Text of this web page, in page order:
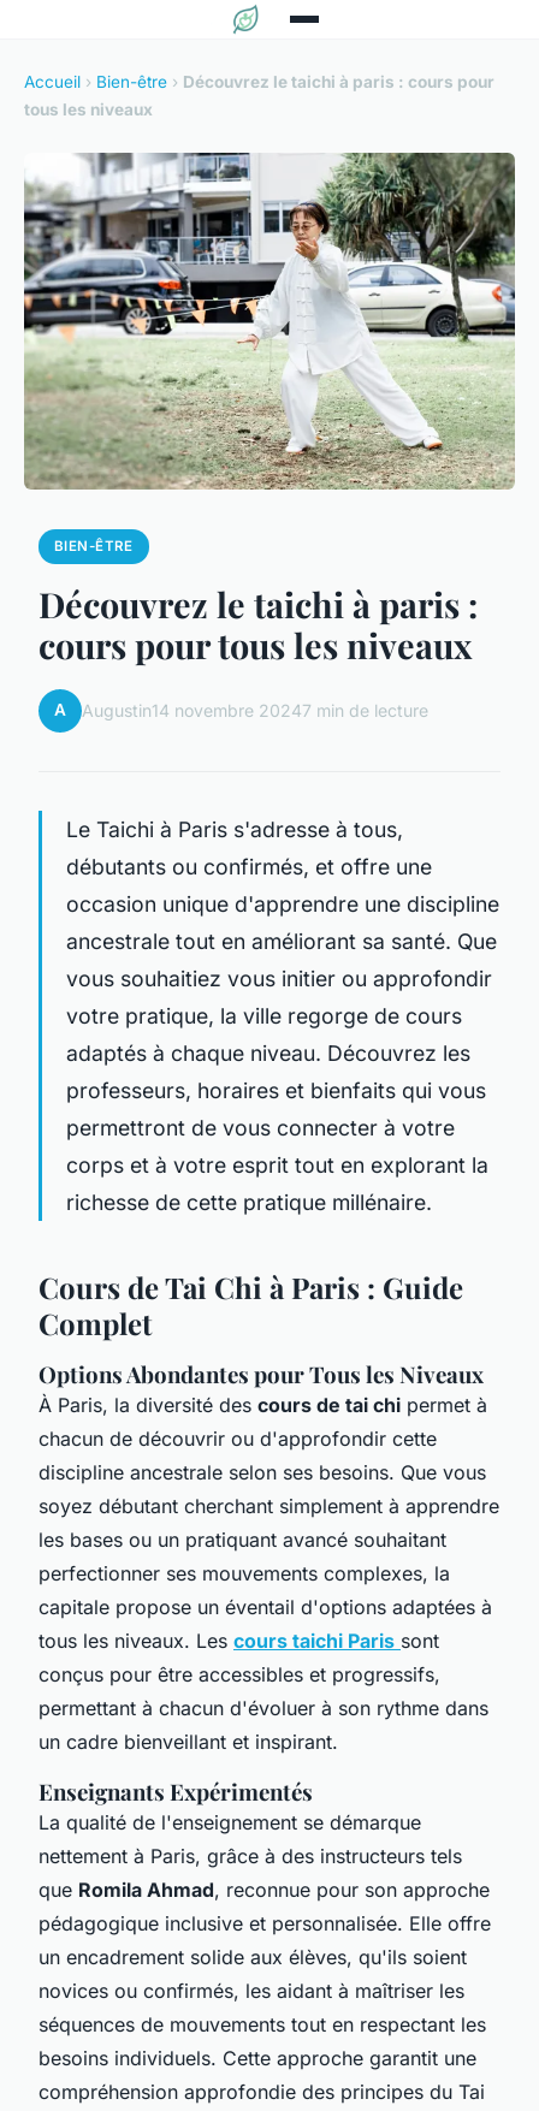
Accueil › Bien-être › Découvrez le taichi à paris : cours pour
tous les niveaux
BIEN-ÊTRE
Découvrez le taichi à paris :
cours pour tous les niveaux
A Augustin14 novembre 20247 min de lecture
Le Taichi à Paris s'adresse à tous,
débutants ou confirmés, et offre une
occasion unique d'apprendre une discipline
ancestrale tout en améliorant sa santé. Que
vous souhaitiez vous initier ou approfondir
votre pratique, la ville regorge de cours
adaptés à chaque niveau. Découvrez les
professeurs, horaires et bienfaits qui vous
permettront de vous connecter à votre
corps et à votre esprit tout en explorant la
richesse de cette pratique millénaire.
Cours de Tai Chi à Paris : Guide
Complet
Options Abondantes pour Tous les Niveaux
À Paris, la diversité des cours de tai chi permet à
chacun de découvrir ou d'approfondir cette
discipline ancestrale selon ses besoins. Que vous
soyez débutant cherchant simplement à apprendre
les bases ou un pratiquant avancé souhaitant
perfectionner ses mouvements complexes, la
capitale propose un éventail d'options adaptées à
tous les niveaux. Les cours taichi Paris sont
conçus pour être accessibles et progressifs,
permettant à chacun d'évoluer à son rythme dans
un cadre bienveillant et inspirant.
Enseignants Expérimentés
La qualité de l'enseignement se démarque
nettement à Paris, grâce à des instructeurs tels
que Romila Ahmad, reconnue pour son approche
pédagogique inclusive et personnalisée. Elle offre
un encadrement solide aux élèves, qu'ils soient
novices ou confirmés, les aidant à maîtriser les
séquences de mouvements tout en respectant les
besoins individuels. Cette approche garantit une
compréhension approfondie des principes du Tai